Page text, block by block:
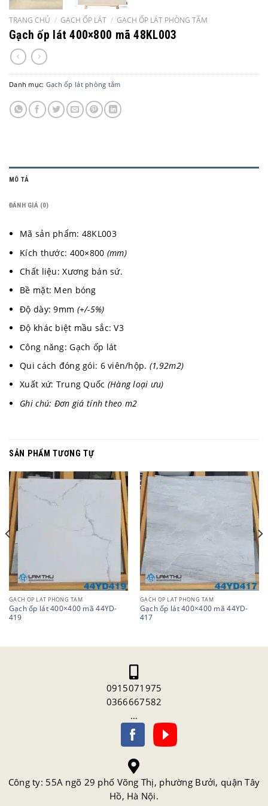
TRANG CHỦ / GẠCH ỐP LÁT / GẠCH ỐP LÁT PHÒNG TẮM
Gạch ốp lát 400×800 mã 48KL003
Danh mục: Gạch ốp lát phòng tắm
MÔ TẢ
ĐÁNH GIÁ (0)
Mã sản phẩm: 48KL003
Kích thước: 400×800 (mm)
Chất liệu: Xương bán sứ.
Bề mặt: Men bóng
Độ dày: 9mm (+/-5%)
Độ khác biệt mầu sắc: V3
Công năng: Gạch ốp lát
Qui cách đóng gói: 6 viên/hộp. (1,92m2)
Xuất xứ: Trung Quốc (Hàng loại ưu)
Ghi chú: Đơn giá tính theo m2
SẢN PHẨM TƯƠNG TỰ
GẠCH ỐP LÁT PHÒNG TẮM
Gạch ốp lát 400×400 mã 44YD-
419
GẠCH ỐP LÁT PHÒNG TẮM
Gạch ốp lát 400×400 mã 44YD-
417
0915071975
0366667582
…
Công ty: 55A ngõ 29 phố Võng Thị, phường Bưởi, quận Tây
Hồ, Hà Nội.